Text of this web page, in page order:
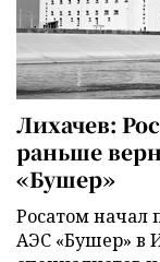
Лихачев:
раньше
«Бушер»
Росатом начал
АЭС «Бушер» в